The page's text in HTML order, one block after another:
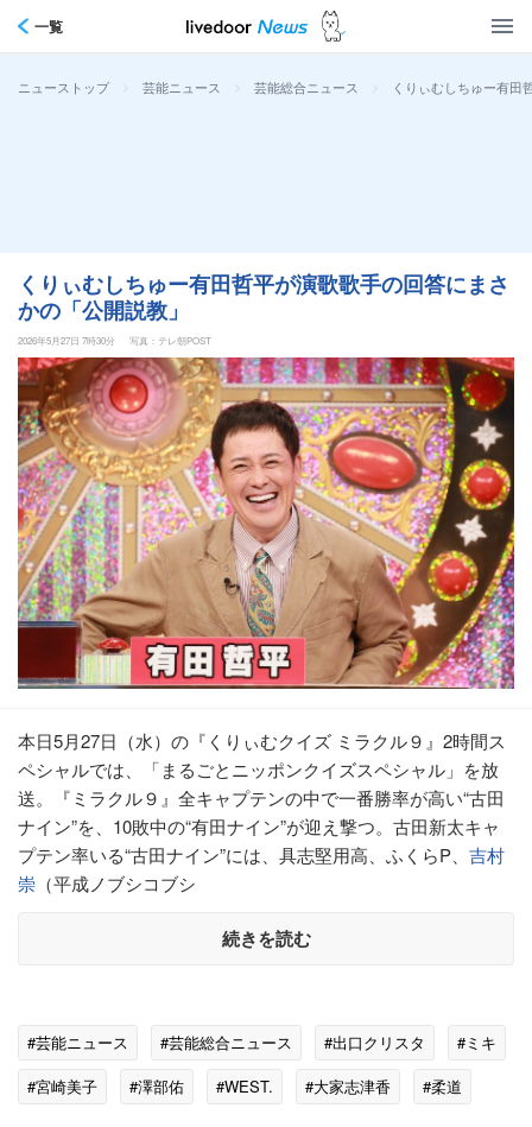
一覧
ニューストップ > 芸能ニュース > 芸能総合ニュース > くりぃむしちゅー有田
くりぃむしちゅー有田哲平が演歌歌手の回答にまさ
かの「公開説教」
2026年5月27日 7時30分 写真：テレ朝POST
本日5月27日（水）の『くりぃむクイズ ミラクル９』2時間ス
ペシャルでは、「まるごとニッポンクイズスペシャル」を放
送。『ミラクル９』全キャプテンの中で一番勝率が高い“古田
ナイン”を、10敗中の“有田ナイン”が迎え撃つ。古田新太キャ
プテン率いる“古田ナイン”には、具志堅用高、ふくらP、 吉村
崇 （平成ノブシコブシ
続きを読む
#芸能ニュース #芸能総合ニュース #出口クリスタ
#ミキ
#宮崎美子
#澤部佑 #WEST. #大家志津香
#柔道